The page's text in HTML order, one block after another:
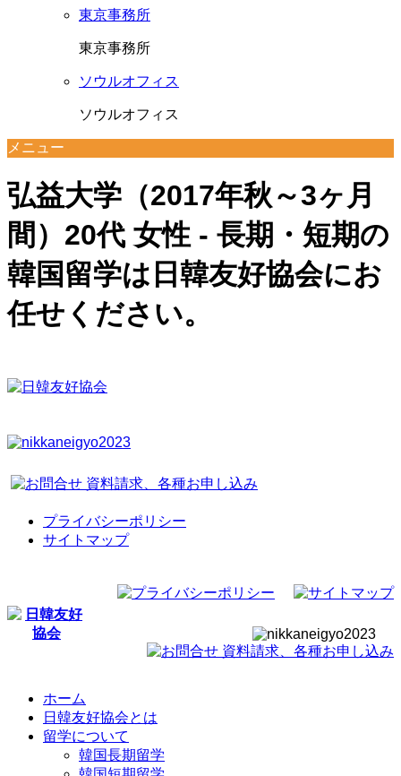
東京事務所
東京事務所
ソウルオフィス
ソウルオフィス
メニュー
弘益大学（2017年秋～3ヶ月
間）20代 女性 - 長期・短期の
韓国留学は日韓友好協会にお
任せください。
プライバシーポリシー
サイトマップ
ホーム
日韓友好協会とは
留学について
韓国長期留学